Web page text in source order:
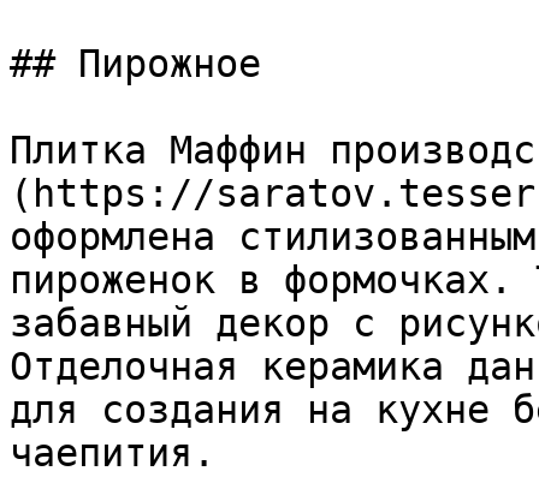
## Пирожное
Плитка Маффин
(https://
оформлена
пироженок в формочках.
забавный декор с
Отделочная керамика
для создания на кухне
чаепития.